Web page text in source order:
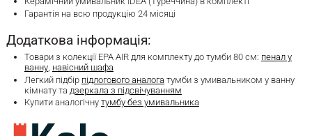
Гарантія на всю продукцію 24 місяці
Додаткова інформація:
Товари з колекції ЕРА AIR для комплекту до тумби 80 см: пенал у
ванну, навісний шафа
Легкий підбір підлогового аналога тумби з умивальником у ванну
кімнату та дзеркала з підсвічуванням
Купити аналогічну тумбу без умивальника